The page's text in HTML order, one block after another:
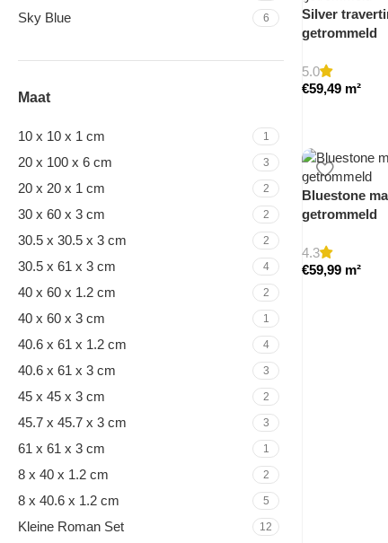
Sky Blue 6
Maat
10 x 10 x 1 cm 1
20 x 100 x 6 cm 3
20 x 20 x 1 cm 2
30 x 60 x 3 cm 2
30.5 x 30.5 x 3 cm 2
30.5 x 61 x 3 cm 4
40 x 60 x 1.2 cm 2
40 x 60 x 3 cm 1
40.6 x 61 x 1.2 cm 4
40.6 x 61 x 3 cm 3
45 x 45 x 3 cm 2
45.7 x 45.7 x 3 cm 3
61 x 61 x 3 cm 1
8 x 40 x 1.2 cm 2
8 x 40.6 x 1.2 cm 5
Kleine Roman Set 12
Silver
getrommeld
5.0
€59,49 m²
Bluestone
getrommeld
4.3
€59,99 m²